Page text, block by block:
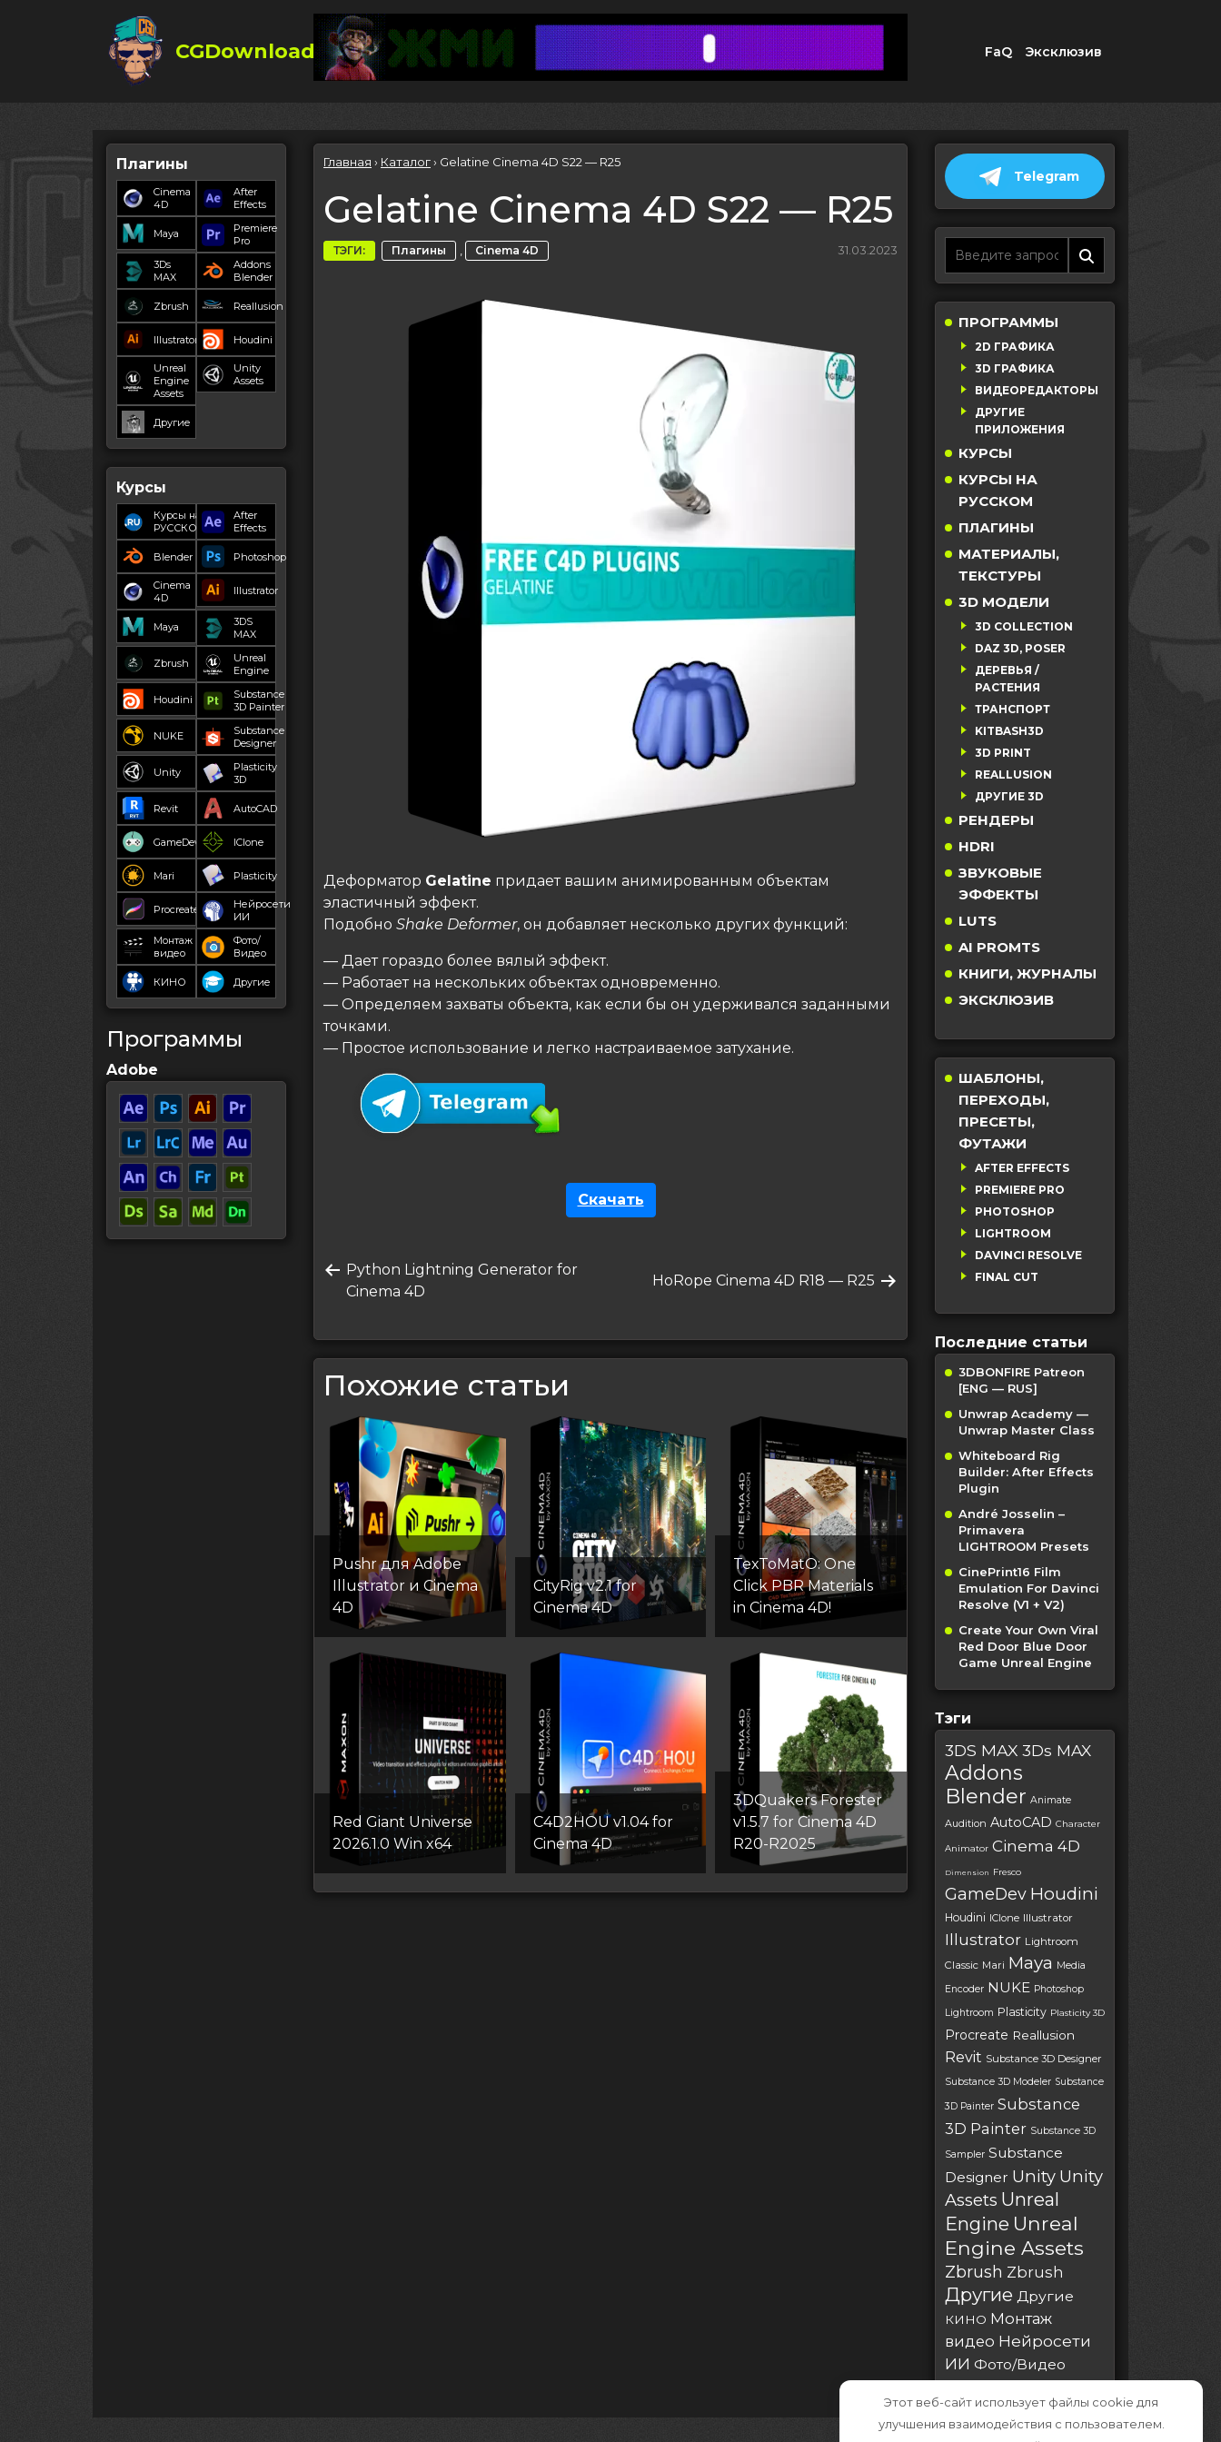
CGDownload FaQ Эксклюзив
Плагины
Cinema
4D
After
Effects
Maya
Premiere
Pro
3Ds
MAX
Addons
Blender
Zbrush Reallusion
Illustrator Houdini
Unreal
Engine
Assets
Unity
Assets
Другие
Курсы
Курсы на
РУССКОМ
After
Effects
Blender Photoshop
Cinema
4D
Illustrator
Maya
3DS
MAX
Zbrush
Unreal
Engine
Houdini
Substance
3D Painter
NUKE
Substance
Designer
Unity
Plasticity
3D
Revit AutoCAD
GameDev IClone
Mari Plasticity
Procreate
Нейросети
ИИ
Монтаж
видео
Фото/
Видео
КИНО Другие
Программы
Adobe
Главная › Каталог› Gelatine Cinema 4D S22 — R25
Gelatine Cinema 4D S22 — R25
ТЭГИ: Плагины , Cinema 4D 31.03.2023
Деформатор Gelatine придает вашим анимированным объектам
эластичный эффект.
Подобно Shake Deformer, он добавляет несколько других функций:
— Дает гораздо более вялый эффект.
— Работает на нескольких объектах одновременно.
— Определяем захваты объекта, как если бы он удерживался заданными
точками.
— Простое использование и легко настраиваемое затухание.
Скачать
поПредыдущая
запись
Python Lightning Generator for
Cinema 4D
Следующая
HoRope Cinema 4D R18 — R25
Похожие статьи
Pushr для Adobe
Illustrator и Cinema
4D
CityRig v2.1 for
Cinema 4D
TexToMatO: One
Click PBR Materials
in Cinema 4D!
Red Giant Universe
2026.1.0 Win x64
C4D2HOU v1.04 for
Cinema 4D
3DQuakers Forester
v1.5.7 for Cinema 4D
R20-R2025
Telegram
ПРОГРАММЫ
2D ГРАФИКА
3D ГРАФИКА
ВИДЕОРЕДАКТОРЫ
ДРУГИЕ
ПРИЛОЖЕНИЯ
КУРСЫ
КУРСЫ НА
РУССКОМ
ПЛАГИНЫ
МАТЕРИАЛЫ,
ТЕКСТУРЫ
3D МОДЕЛИ
3D COLLECTION
DAZ 3D, POSER
ДЕРЕВЬЯ /
РАСТЕНИЯ
ТРАНСПОРТ
KITBASH3D
3D PRINT
REALLUSION
ДРУГИЕ 3D
РЕНДЕРЫ
HDRI
ЗВУКОВЫЕ
ЭФФЕКТЫ
LUTS
AI PROMTS
КНИГИ, ЖУРНАЛЫ
ЭКСКЛЮЗИВ
ШАБЛОНЫ,
ПЕРЕХОДЫ,
ПРЕСЕТЫ,
ФУТАЖИ
AFTER EFFECTS
PREMIERE PRO
PHOTOSHOP
LIGHTROOM
DAVINCI RESOLVE
FINAL CUT
Последние статьи
3DBONFIRE Patreon
[ENG — RUS]
Unwrap Academy —
Unwrap Master Class
Whiteboard Rig
Builder: After Effects
Plugin
André Josselin –
Primavera
LIGHTROOM Presets
CinePrint16 Film
Emulation For Davinci
Resolve (V1 + V2)
Create Your Own Viral
Red Door Blue Door
Game Unreal Engine
Тэги
3DS MAX 3Ds MAX
Addons
Blender Animate
Audition AutoCAD Character
Animator Cinema 4D
Dimension Fresco
GameDev Houdini
Houdini IClone Illustrator
Illustrator Lightroom
Classic Mari Maya
Media
Encoder NUKE Photoshop
Lightroom Plasticity Plasticity 3D
Procreate Reallusion
Revit Substance 3D Designer
Substance 3D Modeler Substance
3D Painter Substance
3D Painter Substance 3D
Sampler Substance
Designer Unity Unity
Assets Unreal
Engine Unreal
Engine Assets
Zbrush Zbrush
Другие Другие
КИНО Монтаж
видео Нейросети
ИИ Фото/Видео
Этот веб-сайт использует файлы cookie для
улучшения взаимодействия с пользователем.